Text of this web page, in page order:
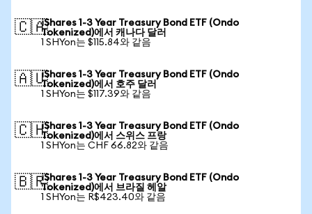
🇨🇦iShares 1-3 Year Treasury Bond ETF (Ondo
Tokenized)에서 캐나다 달러
1 SHYon는 $115.84와 같음
🇦🇺iShares 1-3 Year Treasury Bond ETF (Ondo
Tokenized)에서 호주 달러
1 SHYon는 $117.39와 같음
🇨🇭iShares 1-3 Year Treasury Bond ETF (Ondo
Tokenized)에서 스위스 프랑
1 SHYon는 CHF 66.82와 같음
🇧🇷iShares 1-3 Year Treasury Bond ETF (Ondo
Tokenized)에서 브라질 헤알
1 SHYon는 R$423.40와 같음